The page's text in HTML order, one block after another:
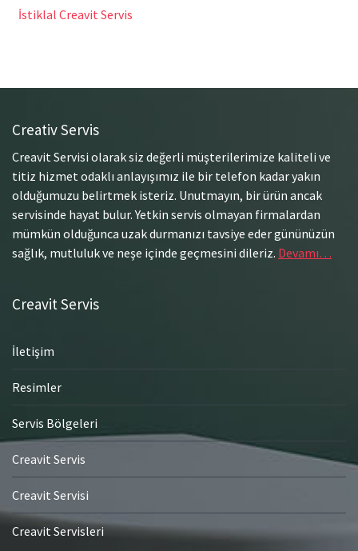
İstiklal Creavit Servis
Creativ Servis
Creavit Servisi olarak siz değerli müşterilerimize kaliteli ve
titiz hizmet odaklı anlayışımız ile bir telefon kadar yakın
olduğumuzu belirtmek isteriz. Unutmayın, bir ürün ancak
servisinde hayat bulur. Yetkin servis olmayan firmalardan
mümkün olduğunca uzak durmanızı tavsiye eder gününüzün
sağlık, mutluluk ve neşe içinde geçmesini dileriz. Devamı…
Creavit Servis
İletişim
Resimler
Servis Bölgeleri
Creavit Servis
Creavit Servisi
Creavit Servisleri